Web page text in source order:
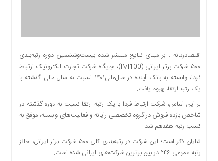
معدن
نفت
انرژی
فناوری
منظقه
دسترسی
سریع
تماس
اقتصادزمانه : بر مبنای نتایج منتشر شده بیست‌وششمین دوره رتبه‌بندی
۵۰۰ شرکت برتر ایرانی (IMI100)، جایگاه شرکت تجارت الکترونیک ارتباط
فردا، وابسته به بانک آینده در سال‌مالی۱۴۰۱ نسبت به سال مالی گذشته با
یک رتبه ارتقا، بهبود یافت.
بر این اساس، شرکت ارتباط فردا با یک رتبه ارتقا نسبت به دوره گذشته در
شاخص بازده فروش در گروه تخصصی رایانه و فعالیت‌های وابسته، موفق به
کسب رتبه هفدهم شد.
شایان ذکر است؛ این شرکت در رتبه‌بندی کلی ۵۰۰ شرکت برتر ایرانی، حائز
رتبه عمومی ۲۴۶ در بین برترین شرکت‌های ایرانی شده است.